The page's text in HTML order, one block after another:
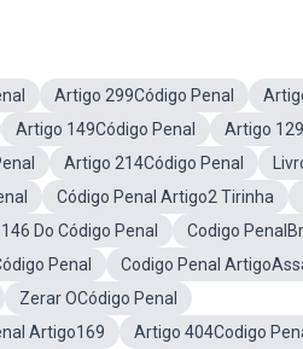
Artigo 299Código Penal
Artigo 149Código Penal
Artigo
Artigo 214Código Penal
Código Penal Artigo2 Tirinha
Do Código Penal
Codigo
Penal
Codigo Penal
Zerar OCódigo Penal
Artigo169
Artigo 404Codigo